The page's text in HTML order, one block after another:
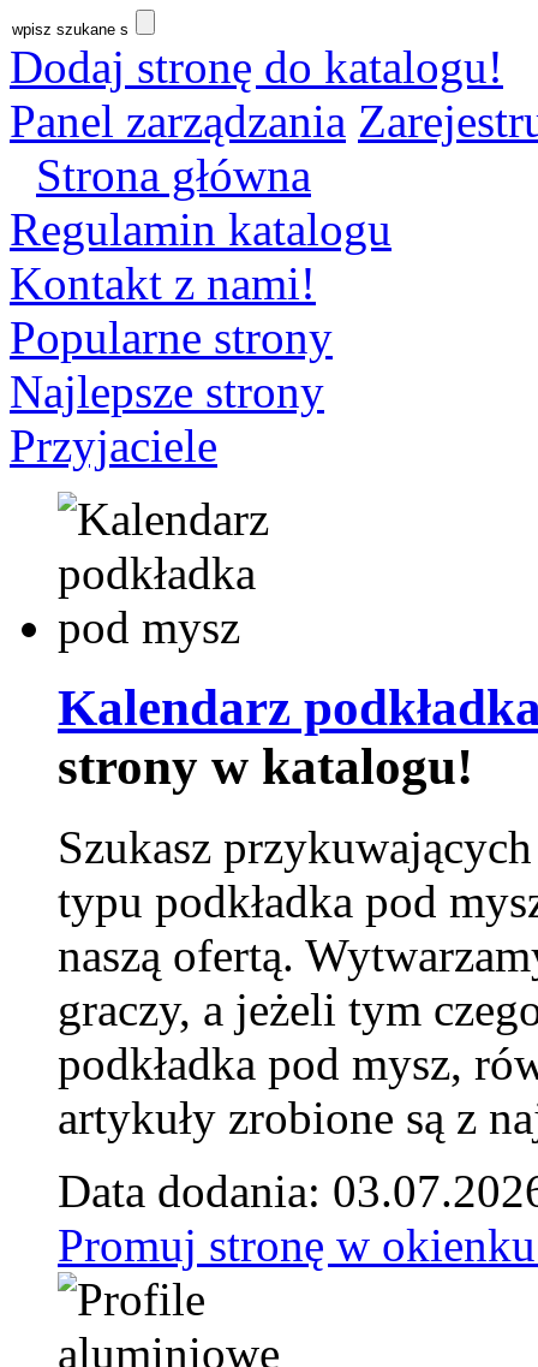
Dodaj stronę do katalogu!
Panel zarządzania
Strona główna
Regulamin katalogu
Kontakt z nami!
Popularne strony
Najlepsze strony
Przyjaciele
Kalendarz
strony w katalogu!
Szukasz
typu podkładka pod
naszą ofertą.
graczy, a jeżeli tym
podkładka pod mysz,
artykuły zrobione są z
Data dodania:
Promuj stronę w